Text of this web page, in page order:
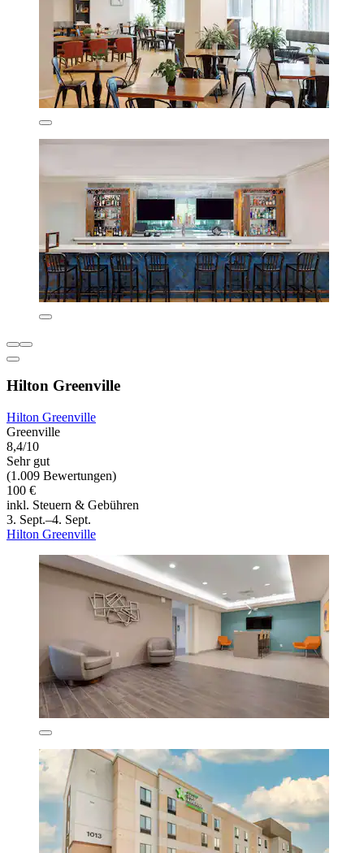
Hilton Greenville
Hilton Greenville
Greenville
8,4/10
Sehr gut
(1.009 Bewertungen)
100 €
inkl. Steuern & Gebühren
3. Sept.–4. Sept.
Hilton Greenville